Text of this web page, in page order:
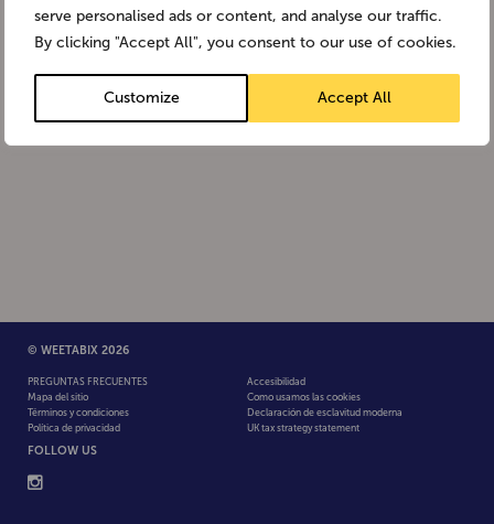
serve personalised ads or content, and analyse our traffic.
By clicking "Accept All", you consent to our use of cookies.
Customize Accept All
© WEETABIX 2026
PREGUNTAS FRECUENTES
Mapa del sitio
Términos y condiciones
Política de privacidad
Accesibilidad
Como usamos las cookies
Declaración de esclavitud moderna
UK tax strategy statement
FOLLOW US